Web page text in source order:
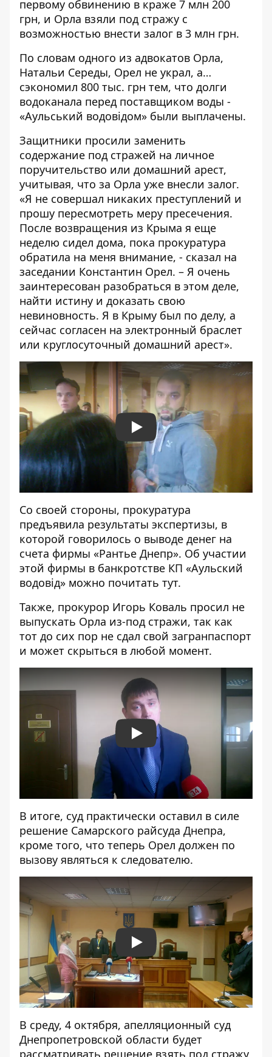
первому обвинению в краже 7 млн 200
грн, и Орла взяли под стражу с
возможностью внести залог в 3 млн грн.
По словам одного из адвокатов Орла,
Натальи Середы, Орел не украл, а…
сэкономил 800 тыс. грн тем, что долги
водоканала перед поставщиком воды -
«Аульський водовідом» были выплачены.
Защитники просили заменить
содержание под стражей на личное
поручительство или домашний арест,
учитывая, что за Орла уже внесли залог.
«Я не совершал никаких преступлений и
прошу пересмотреть меру пресечения.
После возвращения из Крыма я еще
неделю сидел дома, пока прокуратура
обратила на меня внимание, - сказал на
заседании Константин Орел. – Я очень
заинтересован разобраться в этом деле,
найти истину и доказать свою
невиновность. Я в Крыму был по делу, а
сейчас согласен на электронный браслет
или круглосуточный домашний арест».
Play
Со своей стороны, прокуратура
предъявила результаты экспертизы, в
которой говорилось о выводе денег на
счета фирмы «Рантье Днепр». Об участии
этой фирмы в банкротстве КП «Аульский
водовід» можно почитать тут.
Также, прокурор Игорь Коваль просил не
выпускать Орла из-под стражи, так как
тот до сих пор не сдал свой загранпаспорт
и может скрыться в любой момент.
Play
В итоге, суд практически оставил в силе
решение Самарского райсуда Днепра,
кроме того, что теперь Орел должен по
вызову являться к следователю.
Play
В среду, 4 октября, апелляционный суд
Днепропетровской области будет